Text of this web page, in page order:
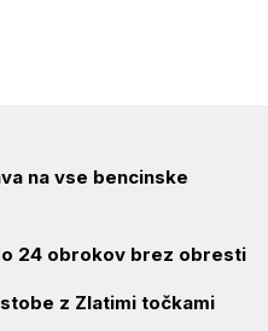
na vse bencinske
24 obrokov brez obresti
z Zlatimi točkami